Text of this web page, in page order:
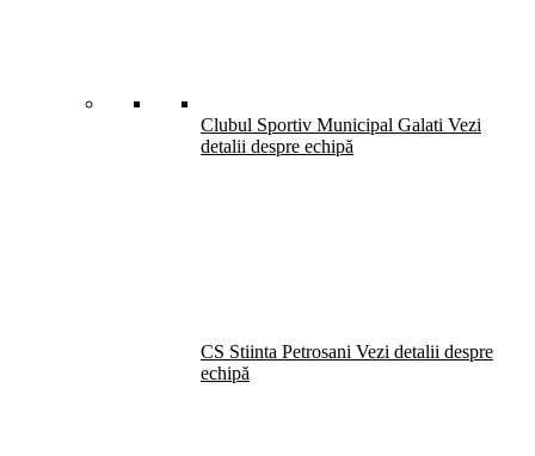
Clubul Sportiv Municipal Galati Vezi
detalii despre echipă
CS Stiinta Petrosani Vezi detalii despre
echipă